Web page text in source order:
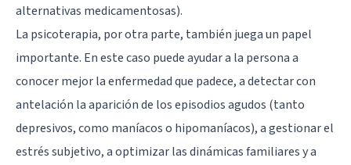
alternativas medicamentosas).
La psicoterapia, por otra parte, también juega un papel
importante. En este caso puede ayudar a la persona a
conocer mejor la enfermedad que padece, a detectar con
antelación la aparición de los episodios agudos (tanto
depresivos, como maníacos o hipomaníacos), a gestionar el
estrés subjetivo, a optimizar las dinámicas familiares y a